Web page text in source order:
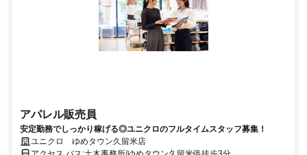
アパレル販売員
安定勤務でしっかり稼げる◎ユニクロのフルタイムスタッフ募集！
ユニクロ ゆめタウン久留米店